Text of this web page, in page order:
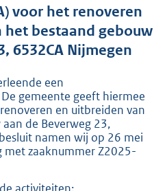
r
o
t
e
:
8
0
7
K
voor het renoveren
bestaand gebouw
6532CA Nijmegen
een
gemeente geeft hiermee
en uitbreiden van
de Beverweg 23,
namen wij op 26 mei
met zaaknummer Z2025-